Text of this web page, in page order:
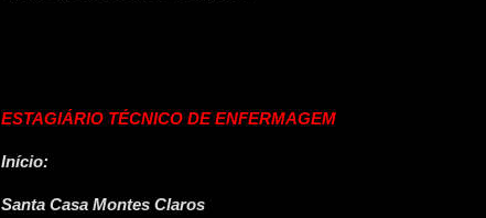
ESTAGIÁRIO TÉCNICO DE ENFERMAGEM
Início:
Santa Casa Montes Claros